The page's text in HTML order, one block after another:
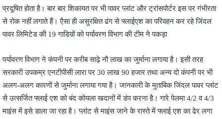
प्रदूषित होता है। बार बार शिकायत पर भी पावर प्लांट और ट्रांसपोर्टर इस पर गंभीरता
से रोक नहीं लगाते हैं। एैसा ही असुरक्षित ढंग से फ्लाईएश का परिवहन कर रहे जिंदल
पावर लिमिटेड की 19 गाडिय़ों को पर्यावरण विभाग की टीम ने पकड़ा
पर्यावरण विभाग ने कंपनी पर करीब साढ़े नौ लाख का जुर्माना लगाया है। इसी तरह
सरकारी उपकम्र एनटीपीसी लारा पर 30 लाख 90 हजार तथा अन्य दो कंपनी पर भी
अलग-अलग कारणों से जुर्माना लगाया गया है। जानकारी के मुताबिक जिंदल पावर प्लांट
से उत्सर्जित फ्लाई एश को बंद कोयला खदानों में डंप करना है। गारे पेलमा 4/2 व 4/3
माइंस में इसे डाला जा रहा है। प्लांट से माइंस जाने के रास्ते में फ्लाई एश का ढेर लगा